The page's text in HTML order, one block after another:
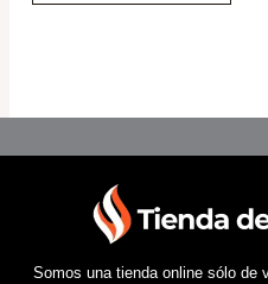
Somos una tienda online sólo de